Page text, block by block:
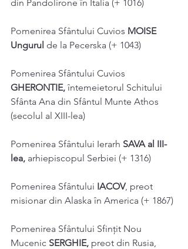
din Pandolirone în Italia (+ 1016)
Pomenirea Sfântului Cuvios MOISE
Ungurul de la Pecerska (+ 1043)
Pomenirea Sfântului Cuvios
GHERONTIE, întemeietorul Schitului
Sfânta Ana din Sfântul Munte Athos
(secolul al XIII-lea)
Pomenirea Sfântului Ierarh SAVA al III-
lea, arhiepiscopul Serbiei (+ 1316)
Pomenirea Sfântului IACOV, preot
misionar din Alaska în America (+ 1867)
Pomenirea Sfântului Sfințit Nou
Mucenic SERGHIE, preot din Rusia,